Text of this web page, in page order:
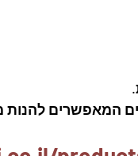
המאפשרים להנות